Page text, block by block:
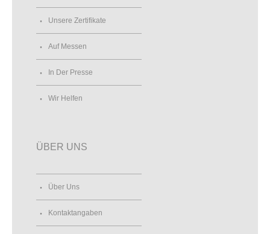
Unsere Zertifikate
Auf Messen
In Der Presse
Wir Helfen
ÜBER UNS
Über Uns
Kontaktangaben